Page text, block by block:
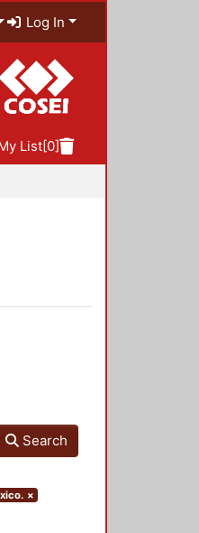
Log In
List[0]
Search
×